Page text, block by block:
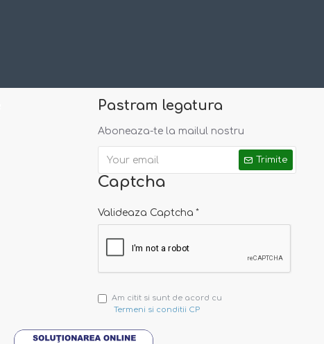
Pastram legatura
Aboneaza-te la mailul nostru
Trimite
Captcha
Valideaza Captcha
Am citit si sunt de acord cu
Termeni si conditii CP